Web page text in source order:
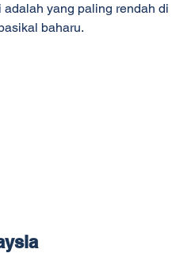
yang paling rendah di
baharu.